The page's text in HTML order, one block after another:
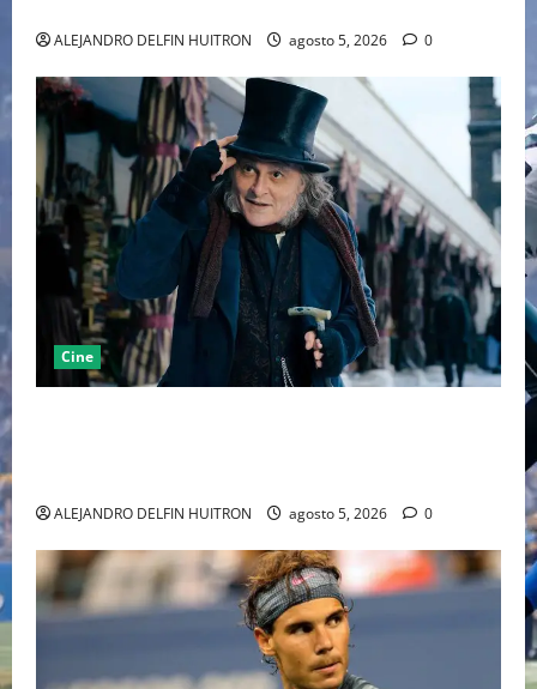
ALEJANDRO DELFIN HUITRON agosto 5, 2026 0
Cine
ALEJANDRO DELFIN HUITRON agosto 5, 2026 0